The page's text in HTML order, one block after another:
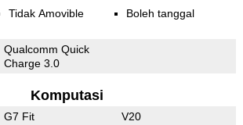
Tidak Amovible Boleh tanggal
Qualcomm Quick
Charge 3.0
Komputasi
G7 Fit V20